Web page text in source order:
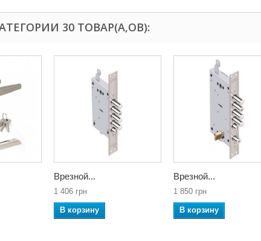
30 ТОВАР(А,ОВ):
Врезной...
1 406 грн
В корзину
Врезной...
1 850 грн
В корзину